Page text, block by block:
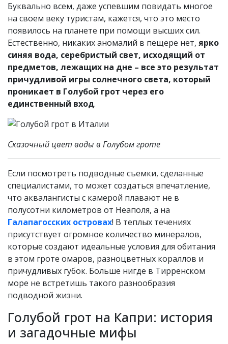
Буквально всем, даже успевшим повидать многое
на своем веку туристам, кажется, что это место
появилось на планете при помощи высших сил.
Естественно, никаких аномалий в пещере нет, ярко
синяя вода, серебристый свет, исходящий от
предметов, лежащих на дне – все это результат
причудливой игры солнечного света, который
проникает в Голубой грот через его
единственный вход.
Сказочный цвет воды в Голубом гроте
Если посмотреть подводные съемки, сделанные
специалистами, то может создаться впечатление,
что аквалангисты с камерой плавают не в
полусотни километров от Неаполя, а на
Галапагосских островах! В теплых течениях
присутствует огромное количество минералов,
которые создают идеальные условия для обитания
в этом гроте омаров, разноцветных кораллов и
причудливых губок. Больше нигде в Тирренском
море не встретишь такого разнообразия
подводной жизни.
Голубой грот на Капри: история
и загадочные мифы